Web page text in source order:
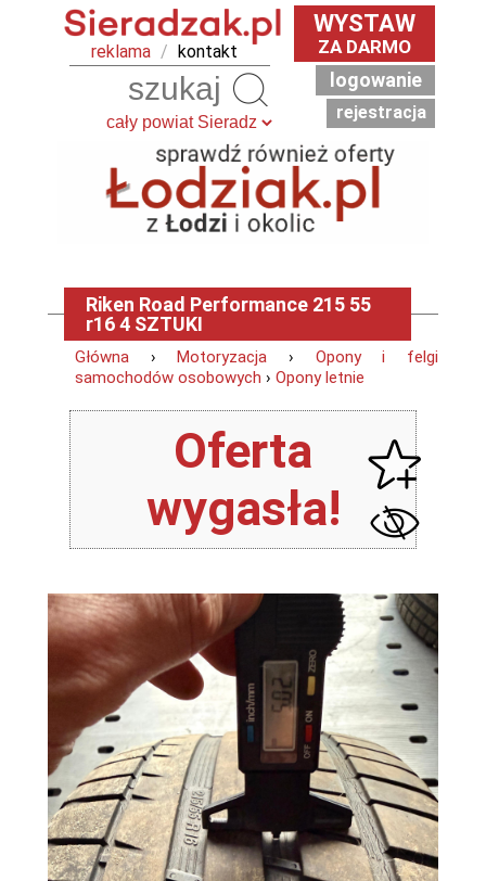
reklama / kontakt
WYSTAW
ZA DARMO
logowanie
rejestracja
Riken Road Performance 215 55
r16 4 SZTUKI
Główna ›Motoryzacja › Opony i felgi
samochodów osobowych › Opony letnie
Oferta
wygasła!